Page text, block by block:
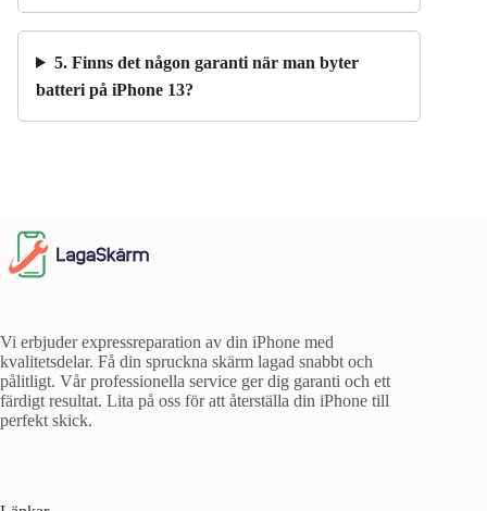
5. Finns det någon garanti när man byter
batteri på iPhone 13?
Vi erbjuder expressreparation av din iPhone med
kvalitetsdelar. Få din spruckna skärm lagad snabbt och
pålitligt. Vår professionella service ger dig garanti och ett
färdigt resultat. Lita på oss för att återställa din iPhone till
perfekt skick.